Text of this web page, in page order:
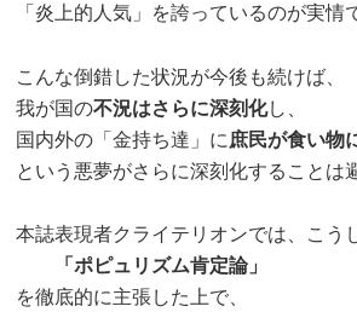
「炎上的人気」を誇っているのが実情
こんな倒錯した状況が今後も続けば、
我が国の不況はさらに深刻化し、
国内外の「金持ち達」に 庶民が食い物
という悪夢がさらに深刻化することは
本誌表現者クライテリオンでは、こう
「ポピュリズム肯定論」
を徹底的に主張した上で、